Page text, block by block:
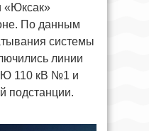
«Юксак»
По данным
системы
линии
Ю 110 кВ №1 и
подстанции.